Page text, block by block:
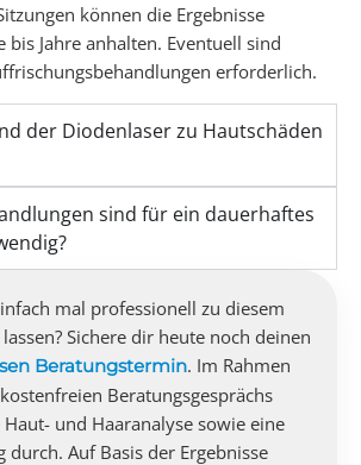
können die Ergebnisse
bis Jahre anhalten. Eventuell sind
erforderlich.
der Diodenlaser zu Hautschäden
sind für ein dauerhaftes
mal professionell zu diesem
Sichere dir heute noch deinen
Beratungstermin. Im Rahmen
Beratungsgesprächs
und Haaranalyse sowie eine
durch. Auf Basis der Ergebnisse